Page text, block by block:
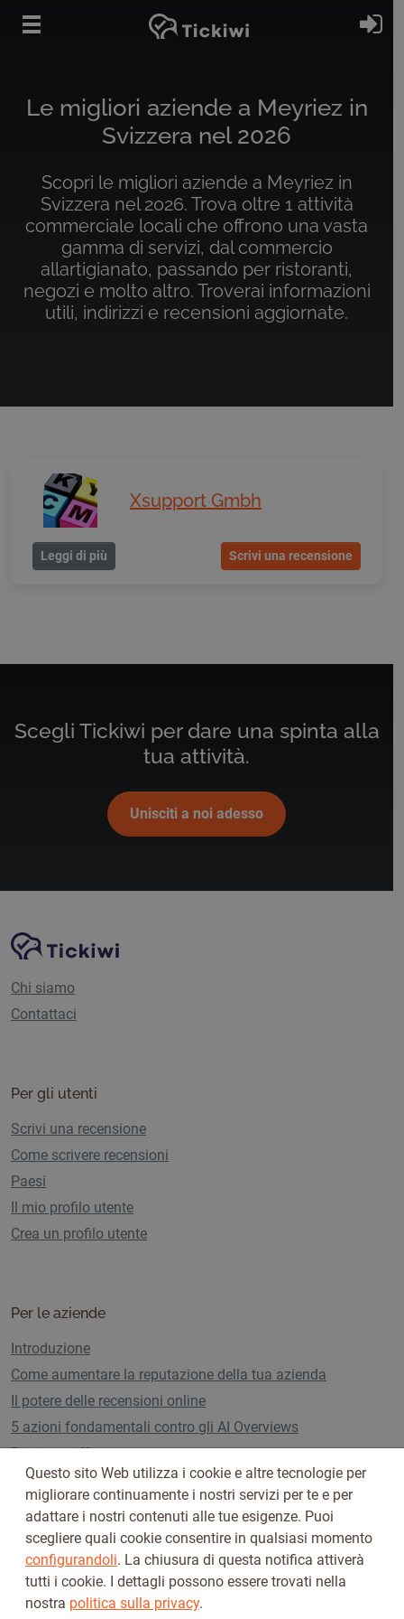
Vai al contenuto principale
Le migliori aziende a Meyriez in
Svizzera nel 2026
Scopri le migliori aziende a Meyriez in
Svizzera nel 2026. Trova oltre 1 attività
commerciale locali che offrono una vasta
gamma di servizi, dal commercio
allartigianato, passando per ristoranti,
negozi e molto altro. Troverai informazioni
utili, indirizzi e recensioni aggiornate.
Xsupport Gmbh
Leggi di più Scrivi una recensione
Scegli Tickiwi per dare una spinta alla
tua attività.
Unisciti a noi adesso
Navigazione del sito
Piattaforma Tickiwi
Chi siamo
Contattaci
Per gli utenti
Scrivi una recensione
Come scrivere recensioni
Paesi
Il mio profilo utente
Crea un profilo utente
Per le aziende
Introduzione
Come aumentare la reputazione della tua azienda
Il potere delle recensioni online
5 azioni fondamentali contro gli AI Overviews
Piani e tariffe
Seguici su
Questo sito Web utilizza i cookie e altre tecnologie per
migliorare continuamente i nostri servizi per te e per
adattare i nostri contenuti alle tue esigenze. Puoi
scegliere quali cookie consentire in qualsiasi momento
configurandoli. La chiusura di questa notifica attiverà
tutti i cookie. I dettagli possono essere trovati nella
nostra politica sulla privacy.